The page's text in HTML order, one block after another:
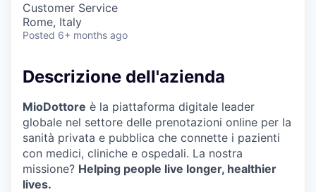
Customer Service
Rome, Italy
Posted 6+ months ago
Descrizione dell'azienda
MioDottore è la piattaforma digitale leader
globale nel settore delle prenotazioni online per la
sanità privata e pubblica che connette i pazienti
con medici, cliniche e ospedali. La nostra
missione? Helping people live longer, healthier
lives.